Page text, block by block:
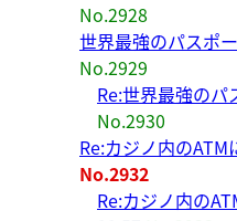
No.2928
世界最強のパスポ
No.2929
Re:世界最強のパ
No.2930
Re:カジノ内のATM
No.2932
Re:カジノ内の